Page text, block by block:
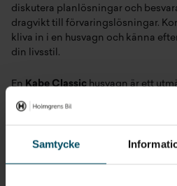
Samtycke
diskutera planlösningar och
dragvikt till förvaringslösningar.
kliva in i en husvagn och känna
din livsstil.
EnKabe Classichusvagn är ett
ett välutrustat, lättanvänt
användarvänlighet och kvalitet.
nybörjare och mer erfarna